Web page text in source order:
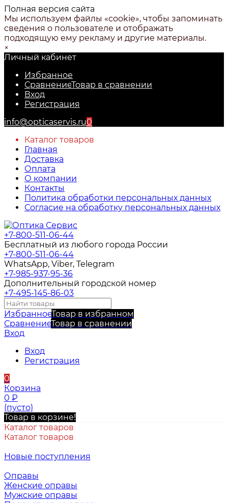
Полная версия сайта
Мы используем файлы «cookie», чтобы запоминать
сведения о пользователе и отображать
подходящую ему рекламу и другие материалы.
×
Личный кабинет
Избранное
СравнениеТовар в сравнении
Вход
Регистрация
info@opticaservis.ru0
Каталог товаров
Главная
Доставка
Оплата
О компании
Контакты
Политика обработки персональных данных
Согласие на обработку персональных данных
+7-800-511-06-44
Бесплатный из любого города России
+7-800-511-06-44
WhatsApp, Viber, Telegram
+7-985-937-95-36
Дополнительный городской номер
+7-495-145-86-03
ИзбранноеТовар в избранном
СравнениеТовар в сравнении
Вход
Вход
Регистрация
0
Корзина
0 ₽
(пусто)
Товар в корзине!
Каталог товаров
Каталог товаров
Новые поступления
Оправы
Женские оправы
Мужские оправы